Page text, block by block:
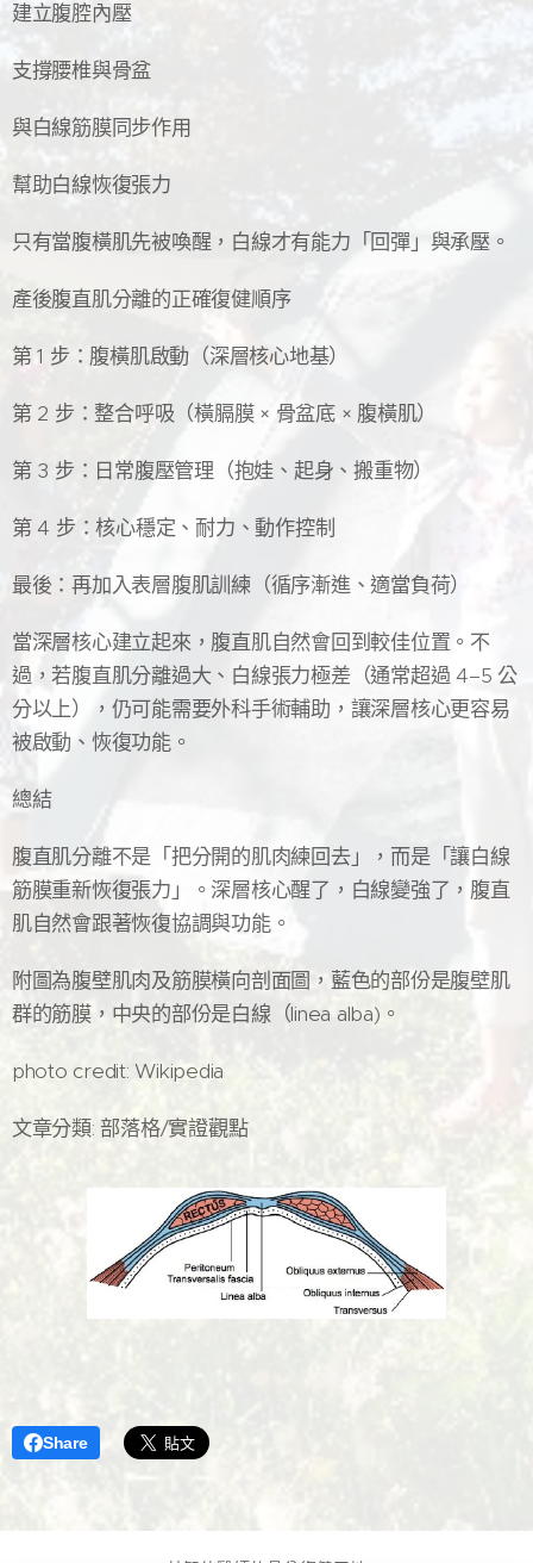
建立腹腔內壓
支撐腰椎與骨盆
與白線筋膜同步作用
幫助白線恢復張力
只有當腹橫肌先被喚醒，白線才有能力「回彈」與承壓。
產後腹直肌分離的正確復健順序
第 1 步：腹橫肌啟動（深層核心地基）
第 2 步：整合呼吸（橫膈膜 × 骨盆底 × 腹橫肌）
第 3 步：日常腹壓管理（抱娃、起身、搬重物）
第 4 步：核心穩定、耐力、動作控制
最後：再加入表層腹肌訓練（循序漸進、適當負荷）
當深層核心建立起來，腹直肌自然會回到較佳位置。不
過，若腹直肌分離過大、白線張力極差（通常超過 4–5 公
分以上），仍可能需要外科手術輔助，讓深層核心更容易
被啟動、恢復功能。
總結
腹直肌分離不是「把分開的肌肉練回去」，而是「讓白線
筋膜重新恢復張力」。深層核心醒了，白線變強了，腹直
肌自然會跟著恢復協調與功能。
附圖為腹壁肌肉及筋膜橫向剖面圖，藍色的部份是腹壁肌
群的筋膜，中央的部份是白線（linea alba)。
photo credit: Wikipedia
文章分類: 部落格/實證觀點
Share